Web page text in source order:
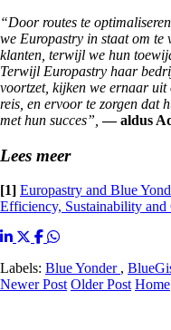
“Door routes te
we Europastry in staat om te
klanten, terwijl we hun
Terwijl Europastry haar
voortzet, kijken we ernaar
reis, en ervoor te zorgen dat
met hun succes”, — aldus
Lees meer
[1] Europastry and Blue
Efficiency, Sustainability and
Labels: Blue Yonder ,
Newer Post Older Post Home